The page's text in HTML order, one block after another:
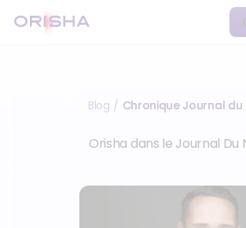
Blog / Chronique Journal du
Orisha dans le Journal Du